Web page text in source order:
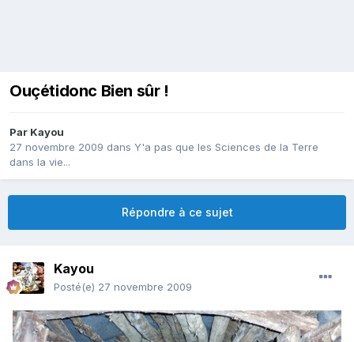
Ouçétidonc Bien sûr !
Par Kayou
27 novembre 2009 dans Y'a pas que les Sciences de la Terre
dans la vie...
Répondre à ce sujet
Kayou
Posté(e) 27 novembre 2009